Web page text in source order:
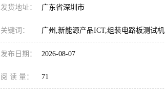
发货地址： 广东省深圳市
关键词： 广州,新能源产品ICT,组装电路板测试机
发布日期： 2026-08-07
阅 读 量： 71